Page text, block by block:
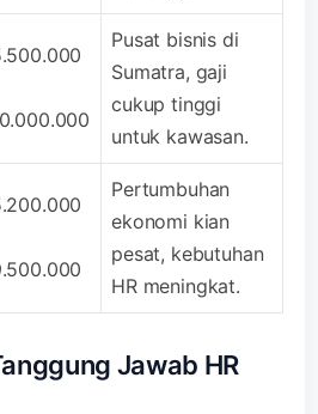
Pusat bisnis di
Sumatra, gaji
cukup tinggi
untuk kawasan.
Pertumbuhan
ekonomi kian
pesat, kebutuhan
HR meningkat.
Jawab HR